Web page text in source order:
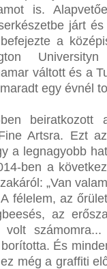
is.
járt
a
váltott és a
egy évnél
ben beiratkozott
Artsra. Ezt
a legnagyobb
ben a
„Van
félelem, az
az
volt
És
még a graffiti